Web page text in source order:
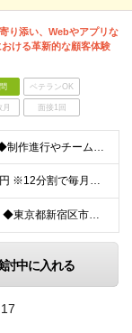
り添い、Webやアプリな
ける革新的な顧客体験
ベテランOK
面接1回
＼こんな方にオススメ！／ ◆制作進行やチームでのプロジェクト経験がある方 ◆クライアントや社内メンバーと円滑にコミュニケーションを取れる方 ◆WEBやアプリ制作の進行やディレクションの実務経験をお持
◆年俸制：300万円～850万円 ※12分割で毎月支給 ※アシスタント（WEBディレクターを目指しているWEBデザイナーや コーダーなど関連スキルをお持ちの方、新卒や第二新卒の方）も含め、 スキル
＊「市ヶ谷駅」から徒歩5分 ◆東京都新宿区市谷左内町5 4F (変更の範囲)上記を除く当社関連勤務地
討中に入れる